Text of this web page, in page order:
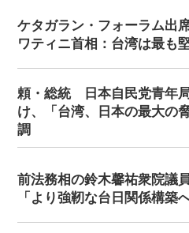
ケタガラン・フォーラム出
ワティニ首相：台湾は最も
頼・総統 日本自民党青年
け、「台湾、日本の最大の
調
前法務相の鈴木馨祐衆院議
「より強靭な台日関係構築へ